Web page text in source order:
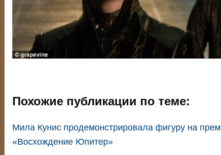
Похожие публикации по теме:
Мила Кунис продемонстрировала фигуру на
«Восхождение Юпитер»